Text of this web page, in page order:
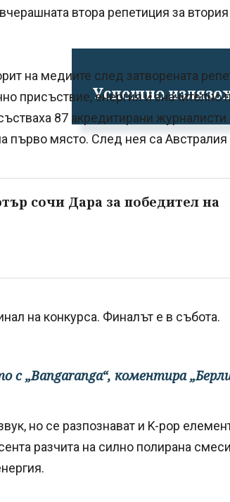
Успешно
втора репетиция за
на медиите след затворената
присъствие, енергия и значително
87 акредитирани журналисти
първо място. След нея са Австралия
сочи Дара за победител на
на конкурса. Финалът е в събота.
с „Bangaranga“, коментира
но се разпознават и K-pop
разчита на силно полирана